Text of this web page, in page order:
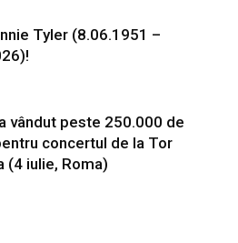
Tyler (8.06.1951 –
vândut peste 250.000 de
concertul de la Tor
(4 iulie, Roma)